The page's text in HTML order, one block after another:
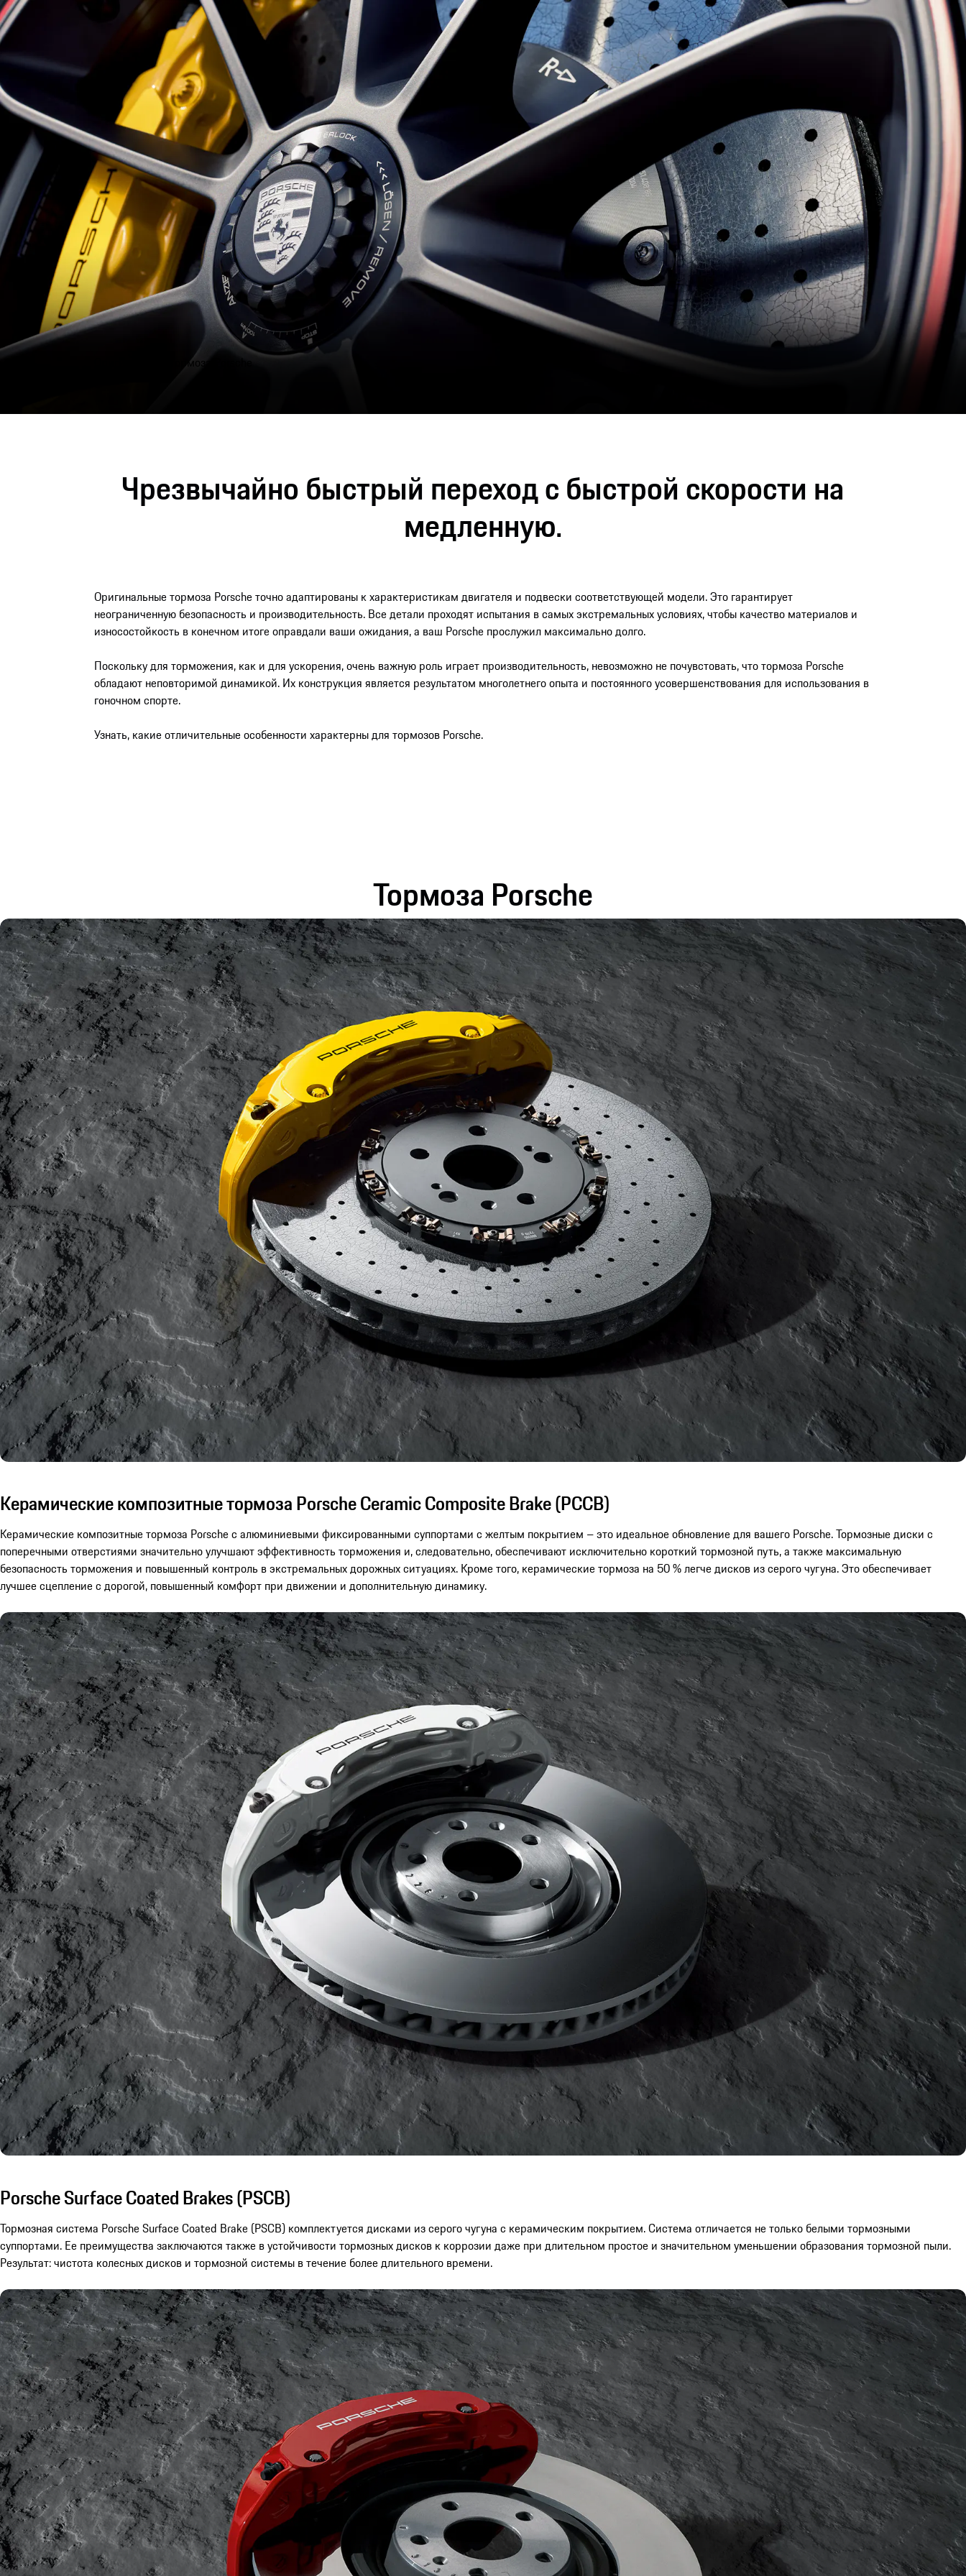
Оригинальные тормоза Porsche
Чрезвычайно быстрый переход c быстрой скорости на
медленную.
Оригинальные тормоза Porsche точно адаптированы к характеристикам двигателя и подвески соответствующей модели. Это гарантирует
неограниченную безопасность и производительность. Все детали проходят испытания в самых экстремальных условиях, чтобы качество материалов и
износостойкость в конечном итоге оправдали ваши ожидания, а ваш Porsche прослужил максимально долго.
Поскольку для торможения, как и для ускорения, очень важную роль играет производительность, невозможно не почувстовать, что тормоза Porsche
обладают неповторимой динамикой. Их конструкция является результатом многолетнего опыта и постоянного усовершенствования для использования в
гоночном спорте.
Узнать, какие отличительные особенности характерны для тормозов Porsche.
Тормоза Porsche
Керамические композитные тормоза Porsche Ceramic Composite Brake (PCCB)
Керамические композитные тормоза Porsche с алюминиевыми фиксированными суппортами с желтым покрытием – это идеальное обновление для вашего Porsche. Тормозные диски с
поперечными отверстиями значительно улучшают эффективность торможения и, следовательно, обеспечивают исключительно короткий тормозной путь, а также максимальную
безопасность торможения и повышенный контроль в экстремальных дорожных ситуациях. Кроме того, керамические тормоза на 50 % легче дисков из серого чугуна. Это обеспечивает
лучшее сцепление с дорогой, повышенный комфорт при движении и дополнительную динамику.
Porsche Surface Coated Brakes (PSCB)
Тормозная система Porsche Surface Coated Brake (PSCB) комплектуется дисками из серого чугуна с керамическим покрытием. Система отличается не только белыми тормозными
суппортами. Ее преимущества заключаются также в устойчивости тормозных дисков к коррозии даже при длительном простое и значительном уменьшении образования тормозной пыли.
Результат: чистота колесных дисков и тормозной системы в течение более длительного времени.